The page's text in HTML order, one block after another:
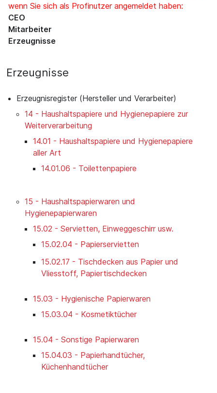
wenn Sie sich als Profinutzer angemeldet haben:
CEO
Mitarbeiter
Erzeugnisse
Erzeugnisse
Erzeugnisregister (Hersteller und Verarbeiter)
14 - Haushaltspapiere und Hygienepapiere zur
Weiterverarbeitung
14.01 - Haushaltspapiere und Hygienepapiere
aller Art
14.01.06 - Toilettenpapiere
15 - Haushaltspapierwaren und
Hygienepapierwaren
15.02 - Servietten, Einweggeschirr usw.
15.02.04 - Papierservietten
15.02.17 - Tischdecken aus Papier und
Vliesstoff, Papiertischdecken
15.03 - Hygienische Papierwaren
15.03.04 - Kosmetiktücher
15.04 - Sonstige Papierwaren
15.04.03 - Papierhandtücher,
Küchenhandtücher